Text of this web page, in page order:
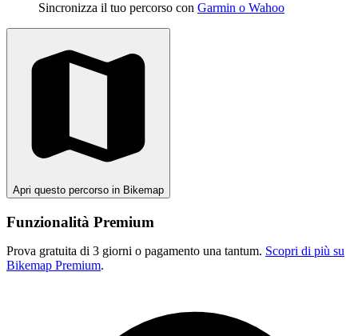
Sincronizza il tuo percorso con Garmin o Wahoo
Apri questo percorso in Bikemap
Funzionalità Premium
Prova gratuita di 3 giorni o pagamento una tantum. Scopri di più su
Bikemap Premium.